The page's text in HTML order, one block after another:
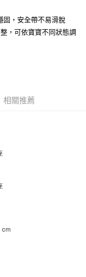
易完成。
您需要取消訂單，請聯絡
有效，需透過AFTEE先享
面顯示為準，若有關於
請聯繫「AFTEE先享後付
support/home
人之同意方可使用
之用戶狀況，依本公司即
形，本公司將視審查結果
若發現惡意使用之情形，
度並採取法律行動。
固，安全帶不易滑脫
，可依寶寶不同狀態調
相關推薦
cm